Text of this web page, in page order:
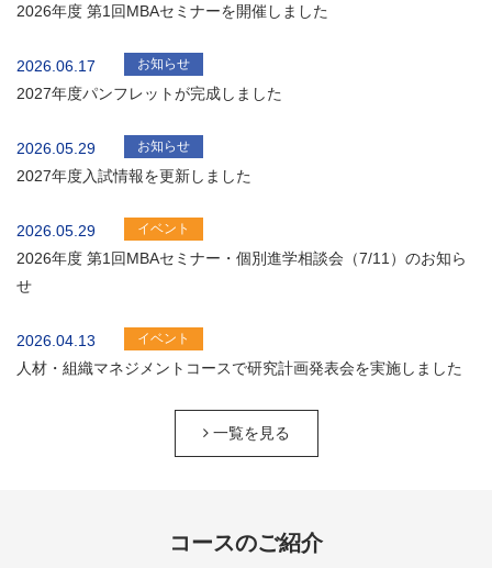
2026年度 第1回MBAセミナーを開催しました
2026.06.17 お知らせ
2027年度パンフレットが完成しました
2026.05.29 お知らせ
2027年度入試情報を更新しました
2026.05.29 イベント
2026年度 第1回MBAセミナー・個別進学相談会（7/11）のお知ら
せ
2026.04.13 イベント
人材・組織マネジメントコースで研究計画発表会を実施しました
一覧を見る
コースのご紹介